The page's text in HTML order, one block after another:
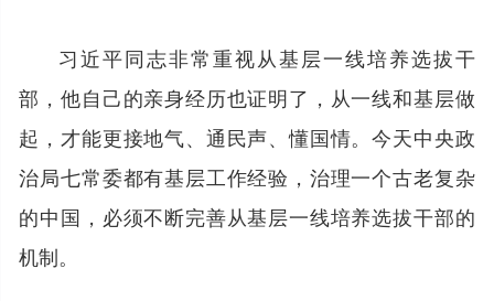
习近平同志非常重视从基层一线培养选拔干
部，他自己的亲身经历也证明了，从一线和基层做
起，才能更接地气、通民声、懂国情。今天中央政
治局七常委都有基层工作经验，治理一个古老复杂
的中国，必须不断完善从基层一线培养选拔干部的
机制。